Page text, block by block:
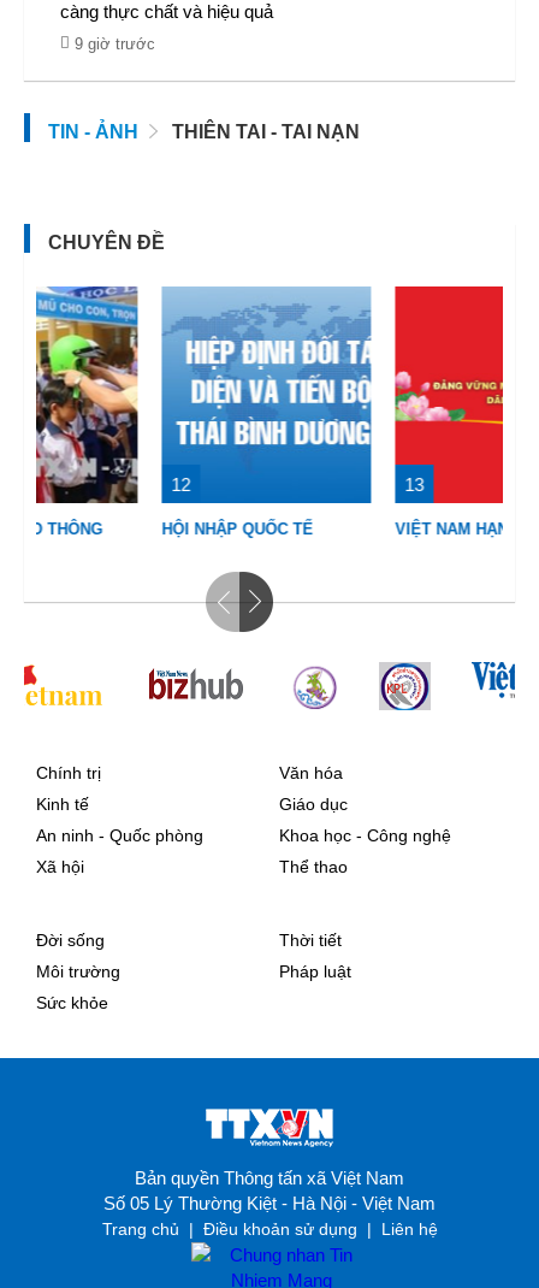
càng thực chất và hiệu quả
9 giờ trước
TIN - ẢNH THIÊN TAI - TAI NẠN
CHUYÊN ĐỀ
12
HỘI NHẬP QUỐC TẾ VIỆT NAM HẠNH PHÚC
Chính trị
Kinh tế
An ninh - Quốc phòng
Xã hội
Văn hóa
Giáo dục
Khoa học - Công nghệ
Thể thao
Đời sống
Môi trường
Sức khỏe
Thời tiết
Pháp luật
Bản quyền Thông tấn xã Việt Nam
Số 05 Lý Thường Kiệt - Hà Nội - Việt Nam
Trang chủ | Điều khoản sử dụng | Liên hệ